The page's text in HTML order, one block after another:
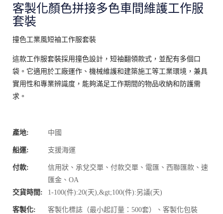
客製化顏色拼接多色車間維護工作服
套裝
撞色工業風短袖工作服套裝
這款工作服套裝採用撞色設計，短袖翻領款式，並配有多個口
袋。它適用於工廠運作、機械維護和建築施工等工業環境，兼具
實用性和專業辨識度，能夠滿足工作期間的物品收納和防護需
求。
產地: 中國
船運: 支援海運
付款:
信用狀、承兌交單、付款交單、電匯、西聯匯款、速
匯金、OA
交貨時間:
1-100(件):20(天),&gt;100(件):另議(天)
客製化:
客製化標誌（最小起訂量：500套）、客製化包裝